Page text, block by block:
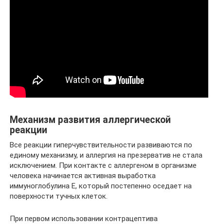
Механизм развития аллергической
реакции
Все реакции гиперчувствительности развиваются по
единому механизму, и аллергия на презерватив не стала
исключением. При контакте с аллергеном в организме
человека начинается активная выработка
иммуноглобулина Е, который постепенно оседает на
поверхности тучных клеток.
При первом использовании контрацептива